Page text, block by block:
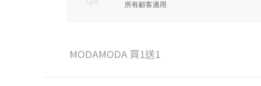
所有顧客適用
MODAMODA 買1送1